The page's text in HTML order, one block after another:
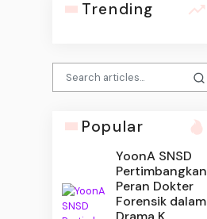
Trending
Popular
YoonA SNSD
Pertimbangkan
Peran Dokter
Forensik dalam